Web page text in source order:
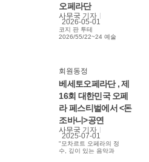
오페라단
사무국 기자
2026-05-01
코지 판 투테
2026/55/22~24 예술
회원동정
베세토오페라단 , 제
16회 대한민국 오페
라 페스티벌에서 <돈
조바니>공연
사무국 기자
2025-07-01
"모차르트 오페라의 정
수, 깊이 있는 음악과